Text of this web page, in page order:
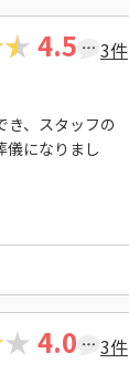
4.5 3件
き、スタッフの
儀になりまし
4.0 3件